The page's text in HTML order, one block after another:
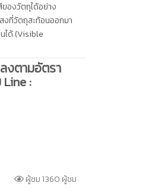
ของวัตถุได้อย่าง
ที่วัตถุสะท้อนออกมา
ได้ (Visible
งตามอัตรา
:
ผู้ชม 1360 ผู้ชม